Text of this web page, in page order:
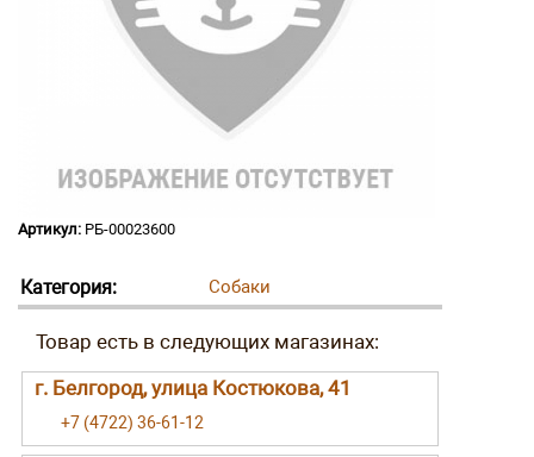
Артикул: РБ-00023600
Категория: Собаки
г. Белгород, улица Костюкова, 41
+7 (4722) 36-61-12